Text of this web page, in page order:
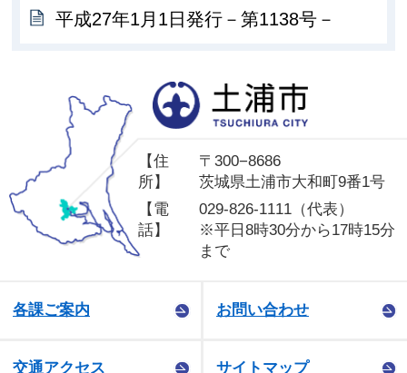
平成27年1月1日発行－第1138号－
【住
所】
〒300−8686
茨城県土浦市大和町9番1号
【電
話】
029-826-1111（代表）
※平日8時30分から17時15分
まで
各課ご案内 お問い合わせ
交通アクセス サイトマップ